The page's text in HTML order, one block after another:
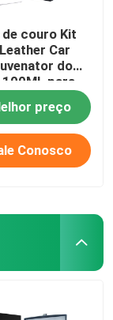
de couro Kit
Car
do
para
preço
Conosco